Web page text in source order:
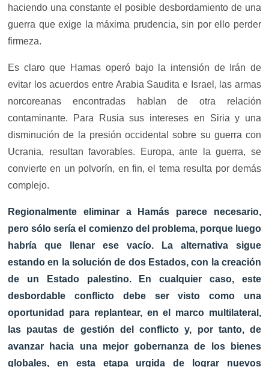
haciendo una constante el posible desbordamiento de una
guerra que exige la máxima prudencia, sin por ello perder
firmeza.
Es claro que Hamas operó bajo la intensión de Irán de
evitar los acuerdos entre Arabia Saudita e Israel, las armas
norcoreanas encontradas hablan de otra relación
contaminante. Para Rusia sus intereses en Siria y una
disminución de la presión occidental sobre su guerra con
Ucrania, resultan favorables. Europa, ante la guerra, se
convierte en un polvorín, en fin, el tema resulta por demás
complejo.
Regionalmente eliminar a Hamás parece necesario,
pero sólo sería el comienzo del problema, porque luego
habría que llenar ese vacío. La alternativa sigue
estando en la solución de dos Estados, con la creación
de un Estado palestino. En cualquier caso, este
desbordable conflicto debe ser visto como una
oportunidad para replantear, en el marco multilateral,
las pautas de gestión del conflicto y, por tanto, de
avanzar hacia una mejor gobernanza de los bienes
globales, en esta etapa urgida de lograr nuevos